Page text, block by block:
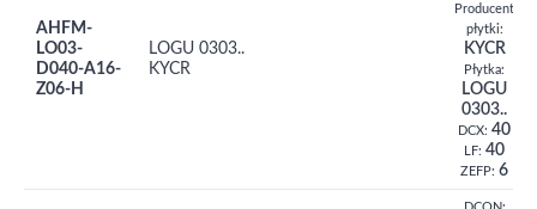
AHFM-
LO03-
D040-A16-
Z06-H
LOGU 0303..
KYCR
Producent
płytki:
KYCR
Płytka:
LOGU
0303..
DCX: 40
LF: 40
ZEFP: 6